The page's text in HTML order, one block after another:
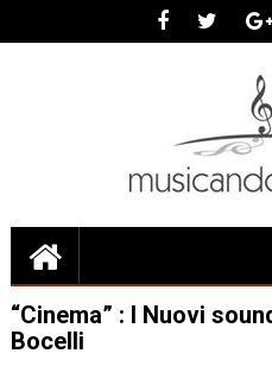
“Cinema” : I Nuovi
Bocelli